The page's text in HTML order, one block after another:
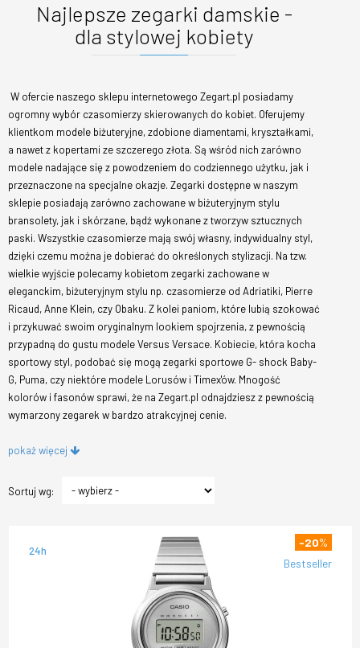
Najlepsze zegarki damskie -
dla stylowej kobiety
W ofercie naszego sklepu internetowego Zegart.pl posiadamy
ogromny wybór czasomierzy skierowanych do kobiet. Oferujemy
klientkom modele biżuteryjne, zdobione diamentami, kryształkami,
a nawet z kopertami ze szczerego złota. Są wśród nich zarówno
modele nadające się z powodzeniem do codziennego użytku, jak i
przeznaczone na specjalne okazje. Zegarki dostępne w naszym
sklepie posiadają zarówno zachowane w biżuteryjnym stylu
bransolety, jak i skórzane, bądź wykonane z tworzyw sztucznych
paski. Wszystkie czasomierze mają swój własny, indywidualny styl,
dzięki czemu można je dobierać do określonych stylizacji. Na tzw.
wielkie wyjście polecamy kobietom zegarki zachowane w
eleganckim, biżuteryjnym stylu np. czasomierze od Adriatiki, Pierre
Ricaud, Anne Klein, czy Obaku. Z kolei paniom, które lubią szokować
i przykuwać swoim oryginalnym lookiem spojrzenia, z pewnością
przypadną do gustu modele Versus Versace. Kobiecie, która kocha
sportowy styl, podobać się mogą zegarki sportowe G- shock Baby-
G, Puma, czy niektóre modele Lorusów i Timex'ów. Mnogość
kolorów i fasonów sprawi, że na Zegart.pl odnajdziesz z pewnością
wymarzony zegarek w bardzo atrakcyjnej cenie.
pokaż więcej
Sortuj wg:
24h
-20%
Bestseller